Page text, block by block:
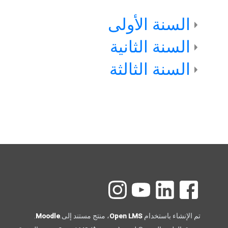
السنة الأولى
السنة الثانية
السنة الثالثة
تم الإنشاء باستخدام Open LMS، منتج مستند إلى. Moodle